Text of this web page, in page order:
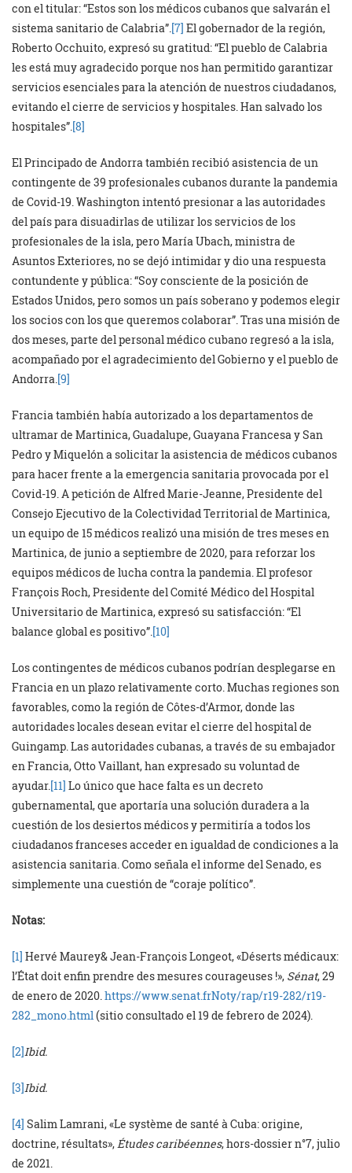
con el titular: “Estos son los médicos cubanos que salvarán el
sistema sanitario de Calabria”.[7] El gobernador de la región,
Roberto Occhuito, expresó su gratitud: “El pueblo de Calabria
les está muy agradecido porque nos han permitido garantizar
servicios esenciales para la atención de nuestros ciudadanos,
evitando el cierre de servicios y hospitales. Han salvado los
hospitales”.[8]
El Principado de Andorra también recibió asistencia de un
contingente de 39 profesionales cubanos durante la pandemia
de Covid-19. Washington intentó presionar a las autoridades
del país para disuadirlas de utilizar los servicios de los
profesionales de la isla, pero María Ubach, ministra de
Asuntos Exteriores, no se dejó intimidar y dio una respuesta
contundente y pública: “Soy consciente de la posición de
Estados Unidos, pero somos un país soberano y podemos elegir
los socios con los que queremos colaborar”. Tras una misión de
dos meses, parte del personal médico cubano regresó a la isla,
acompañado por el agradecimiento del Gobierno y el pueblo de
Andorra.[9]
Francia también había autorizado a los departamentos de
ultramar de Martinica, Guadalupe, Guayana Francesa y San
Pedro y Miquelón a solicitar la asistencia de médicos cubanos
para hacer frente a la emergencia sanitaria provocada por el
Covid-19. A petición de Alfred Marie-Jeanne, Presidente del
Consejo Ejecutivo de la Colectividad Territorial de Martinica,
un equipo de 15 médicos realizó una misión de tres meses en
Martinica, de junio a septiembre de 2020, para reforzar los
equipos médicos de lucha contra la pandemia. El profesor
François Roch, Presidente del Comité Médico del Hospital
Universitario de Martinica, expresó su satisfacción: “El
balance global es positivo”.[10]
Los contingentes de médicos cubanos podrían desplegarse en
Francia en un plazo relativamente corto. Muchas regiones son
favorables, como la región de Côtes-d’Armor, donde las
autoridades locales desean evitar el cierre del hospital de
Guingamp. Las autoridades cubanas, a través de su embajador
en Francia, Otto Vaillant, han expresado su voluntad de
ayudar.[11] Lo único que hace falta es un decreto
gubernamental, que aportaría una solución duradera a la
cuestión de los desiertos médicos y permitiría a todos los
ciudadanos franceses acceder en igualdad de condiciones a la
asistencia sanitaria. Como señala el informe del Senado, es
simplemente una cuestión de “coraje político”.
Notas:
[1] Hervé Maurey& Jean-François Longeot, «Déserts médicaux:
l’État doit enfin prendre des mesures courageuses !», Sénat, 29
de enero de 2020.https://www.senat.frNoty/rap/r19-282/r19-
282_mono.html(sitio consultado el 19 de febrero de 2024).
[2]Ibid.
[3]Ibid.
[4] Salim Lamrani, «Le système de santé à Cuba: origine,
doctrine, résultats»,Études caribéennes, hors-dossier n°7, julio
de 2021.